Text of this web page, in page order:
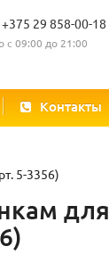
+375 29 858-00-18
09:00 до 21:00
Контакты
5-3356)
для